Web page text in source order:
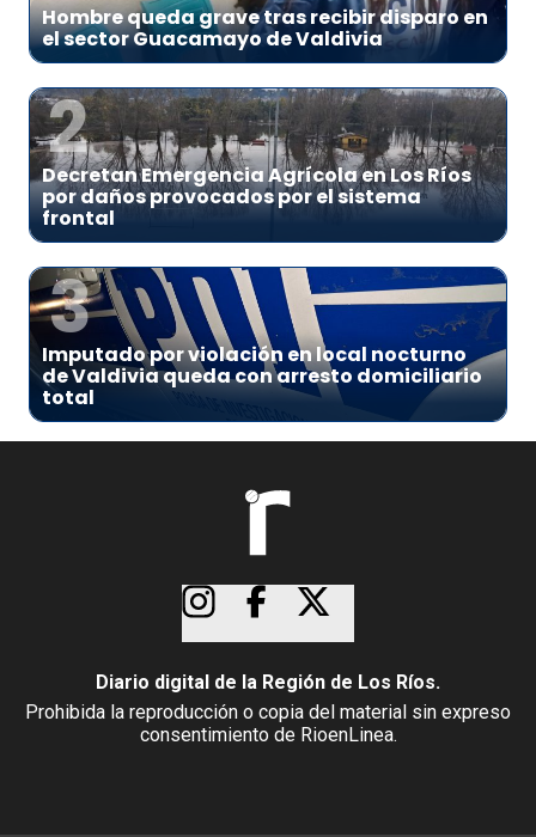
Hombre queda grave tras recibir disparo en
el sector Guacamayo de Valdivia
2
Decretan Emergencia Agrícola en Los Ríos
por daños provocados por el sistema
frontal
3
Imputado por violación en local nocturno
de Valdivia queda con arresto domiciliario
total
Diario digital de la Región de Los Ríos.
Prohibida la reproducción o copia del material sin expreso
consentimiento de RioenLinea.